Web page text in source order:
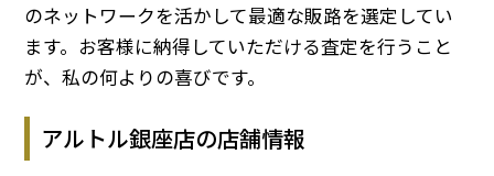
のネットワークを活かして最適な販路を選定してい
ます。お客様に納得していただける査定を行うこと
が、私の何よりの喜びです。
アルトル銀座店の店舗情報